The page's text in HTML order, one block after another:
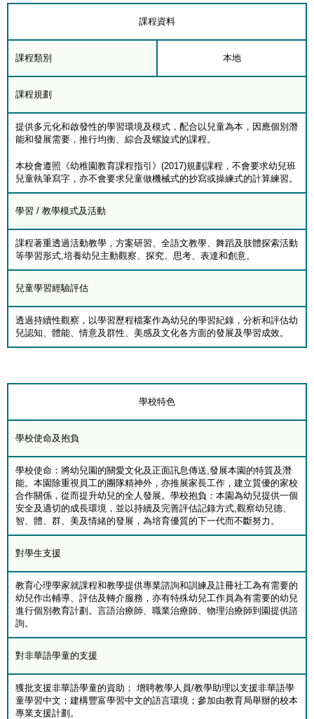
課程資料
課程類別 本地
課程規劃
提供多元化和啟發性的學習環境及模式，配合以兒童為本，因應個別潛
能和發展需要，推行均衡、綜合及螺旋式的課程。
本校會遵照《幼稚園教育課程指引》(2017)規劃課程，不會要求幼兒班
兒童執筆寫字，亦不會要求兒童做機械式的抄寫或操練式的計算練習。
學習 / 教學模式及活動
課程著重透過活動教學，方案研習、全語文教學、舞蹈及肢體探索活動
等學習形式,培養幼兒主動觀察、探究、思考、表達和創意。
兒童學習經驗評估
透過持續性觀察，以學習歷程檔案作為幼兒的學習紀錄，分析和評估幼
兒認知、體能、情意及群性、美感及文化各方面的發展及學習成效。
學校特色
學校使命及抱負
學校使命：將幼兒園的關愛文化及正面訊息傳送,發展本園的特質及潛
能。本園除重視員工的團隊精神外，亦推展家長工作，建立質優的家校
合作關係，從而提升幼兒的全人發展。學校抱負：本園為幼兒提供一個
安全及適切的成長環境，並以持續及完善評估記錄方式,觀察幼兒德、
智、體、群、美及情緒的發展，為培育優質的下一代而不斷努力。
對學生支援
教育心理學家就課程和教學提供專業諮詢和訓練及註冊社工為有需要的
幼兒作出輔導、評估及轉介服務，亦有特殊幼兒工作員為有需要的幼兒
進行個別教育計劃。言語治療師、職業治療師、物理治療師到園提供諮
詢。
對非華語學童的支援
獲批支援非華語學童的資助； 增聘教學人員/教學助理以支援非華語學
童學習中文；建構豐富學習中文的語言環境；參加由教育局舉辦的校本
專業支援計劃。